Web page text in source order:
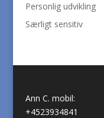
Personlig udvikling
Særligt sensitiv
Ann C. mobil:
+4523934841